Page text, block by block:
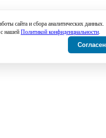
сайта и сбора аналитических данных.
нашей Политикой конфиденциальности.
Согласен